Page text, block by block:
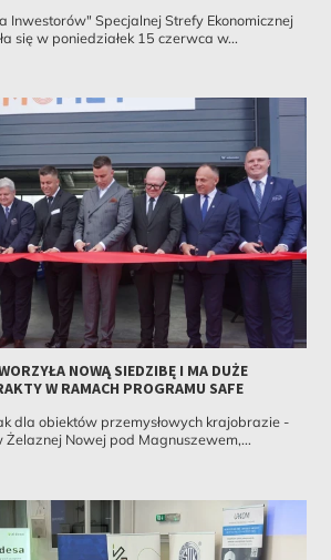
Inwestorów" Specjalnej Strefy Ekonomicznej
się w poniedziałek 15 czerwca w...
NOWĄ SIEDZIBĘ I MA DUŻE
W RAMACH PROGRAMU SAFE
dla obiektów przemysłowych krajobrazie -
Nowej pod Magnuszewem,...